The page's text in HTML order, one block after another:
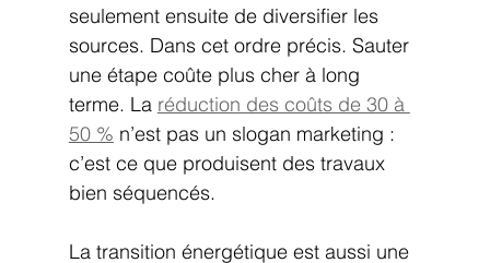
seulement ensuite de diversifier les
sources. Dans cet ordre précis. Sauter
une étape coûte plus cher à long
terme. La réduction des coûts de 30 à
50 % n’est pas un slogan marketing :
c’est ce que produisent des travaux
bien séquencés.
La transition énergétique est aussi une